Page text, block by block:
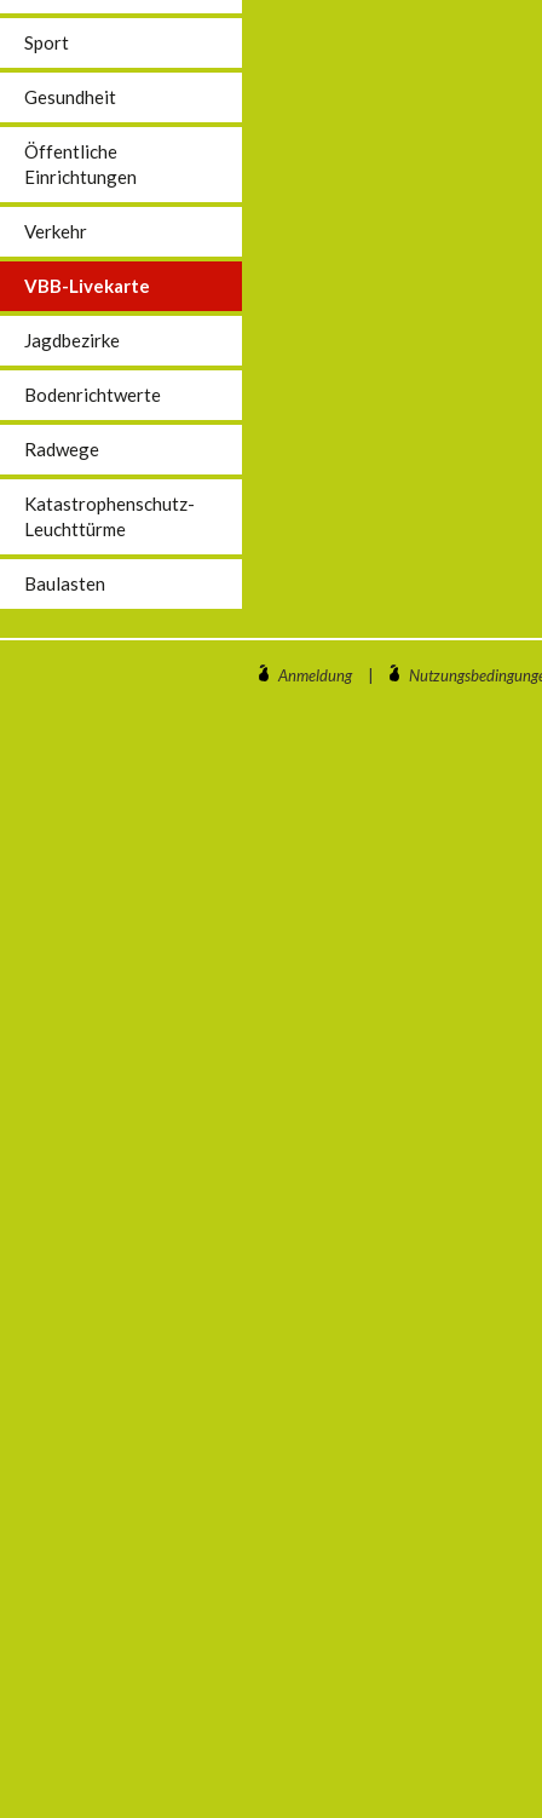
Sport
Gesundheit
Öffentliche
Einrichtungen
Verkehr
VBB-Livekarte
Jagdbezirke
Bodenrichtwerte
Radwege
Katastrophenschutz-
Leuchttürme
Baulasten
Anmeldung